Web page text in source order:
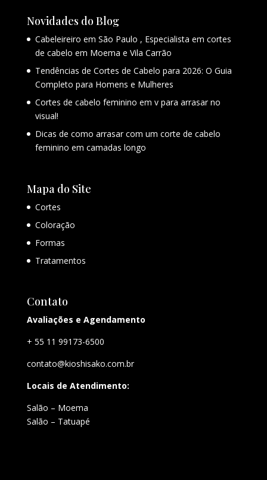
Novidades do Blog
Cabeleireiro em São Paulo , Especialista em cortes
de cabelo em Moema e Vila Carrão
Tendências de Cortes de Cabelo para 2026: O Guia
Completo para Homens e Mulheres
Cortes de cabelo feminino em v para arrasar no
visual!
Dicas de como arrasar com um corte de cabelo
feminino em camadas longo
Mapa do Site
Cortes
Coloração
Formas
Tratamentos
Contato
Avaliações e Agendamento
+ 55 11 99173-6500
contato@kioshisako.com.br
Locais de Atendimento:
Salão – Moema
Salão – Tatuapé